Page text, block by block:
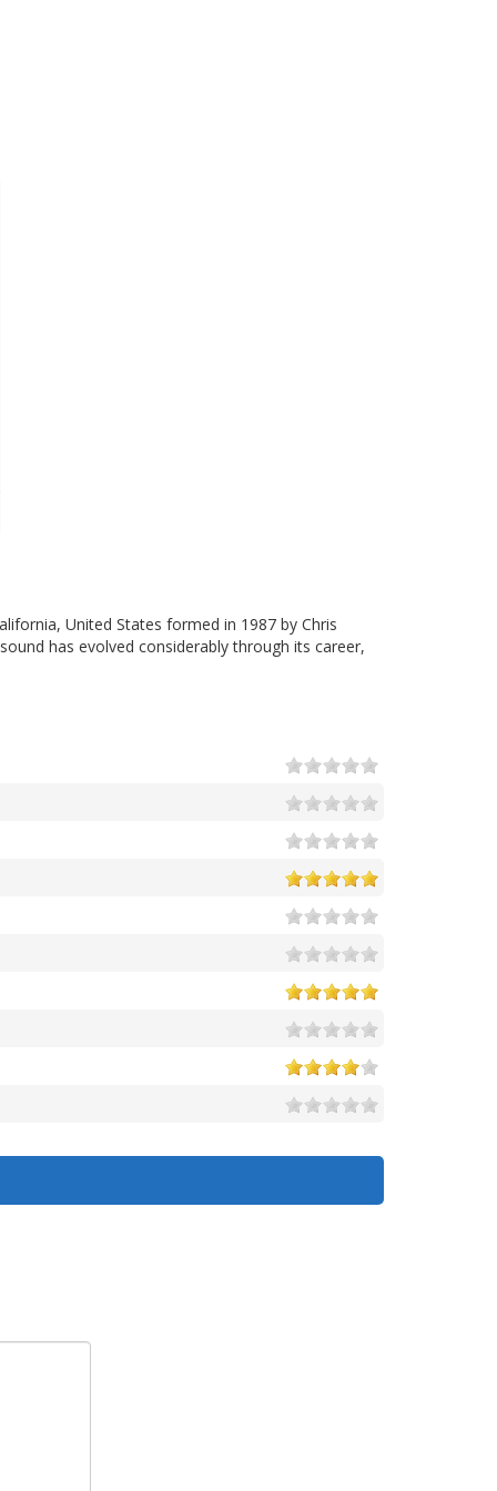
United States formed in 1987 by Chris
has evolved considerably through its career,